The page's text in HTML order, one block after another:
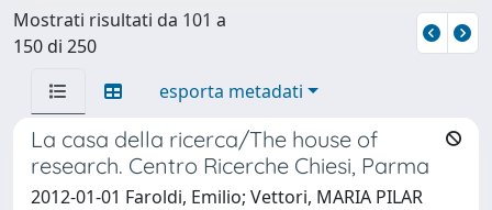
Mostrati risultati da 101 a
150 di 250
esporta metadati
La casa della ricerca/The house of
research. Centro Ricerche Chiesi, Parma
2012-01-01 Faroldi, Emilio; Vettori, MARIA PILAR